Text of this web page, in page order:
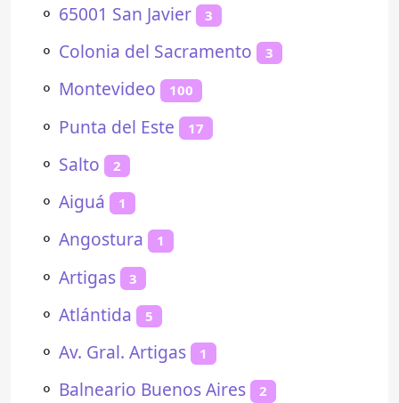
⚬ 65001 San Javier 3
⚬ Colonia del Sacramento 3
⚬ Montevideo 100
⚬ Punta del Este 17
⚬ Salto 2
⚬ Aiguá 1
⚬ Angostura 1
⚬ Artigas 3
⚬ Atlántida 5
⚬ Av. Gral. Artigas 1
⚬ Balneario Buenos Aires 2